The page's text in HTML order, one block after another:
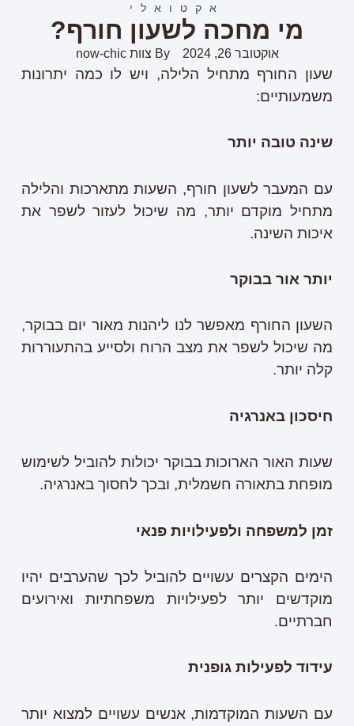
אקטואלי
מי מחכה לשעון חורף?
אוקטובר 26, 2024 By צוות now-chic
שעון החורף מתחיל הלילה, ויש לו כמה יתרונות
משמעותיים:
שינה טובה יותר
עם המעבר לשעון חורף, השעות מתארכות והלילה
מתחיל מוקדם יותר, מה שיכול לעזור לשפר את
איכות השינה.
יותר אור בבוקר
השעון החורף מאפשר לנו ליהנות מאור יום בבוקר,
מה שיכול לשפר את מצב הרוח ולסייע בהתעוררות
קלה יותר.
חיסכון באנרגיה
שעות האור הארוכות בבוקר יכולות להוביל לשימוש
מופחת בתאורה חשמלית, ובכך לחסוך באנרגיה.
זמן למשפחה ולפעילויות פנאי
הימים הקצרים עשויים להוביל לכך שהערבים יהיו
מוקדשים יותר לפעילויות משפחתיות ואירועים
חברתיים.
עידוד לפעילות גופנית
עם השעות המוקדמות, אנשים עשויים למצוא יותר